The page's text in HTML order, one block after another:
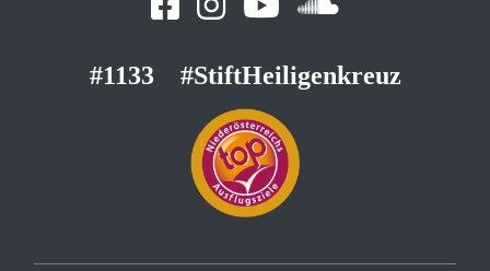
#1133 #StiftHeiligenkreuz